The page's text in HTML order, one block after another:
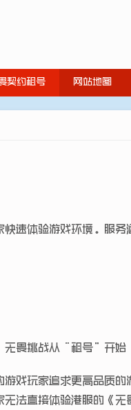
契约租号 网站地图
速体验游戏环境。服
无畏挑战从“租号”开始
戏玩家追求更高品质
无法直接体验港服的《